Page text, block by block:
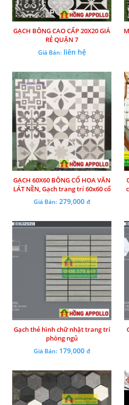
GẠCH BÔNG CAO CẤP 20X20 GIÁ
RẺ QUẬN 7
Giá Bán:liên hệ
GẠCH 60X60 BÔNG CỔ HOA VĂN
LÁT NỀN, Gạch trang trí 60x60 cổ
điển
Giá Bán:279,000 đ
Gạch thẻ hình chữ nhật trang trí
phòng ngủ
Giá Bán:179,000 đ